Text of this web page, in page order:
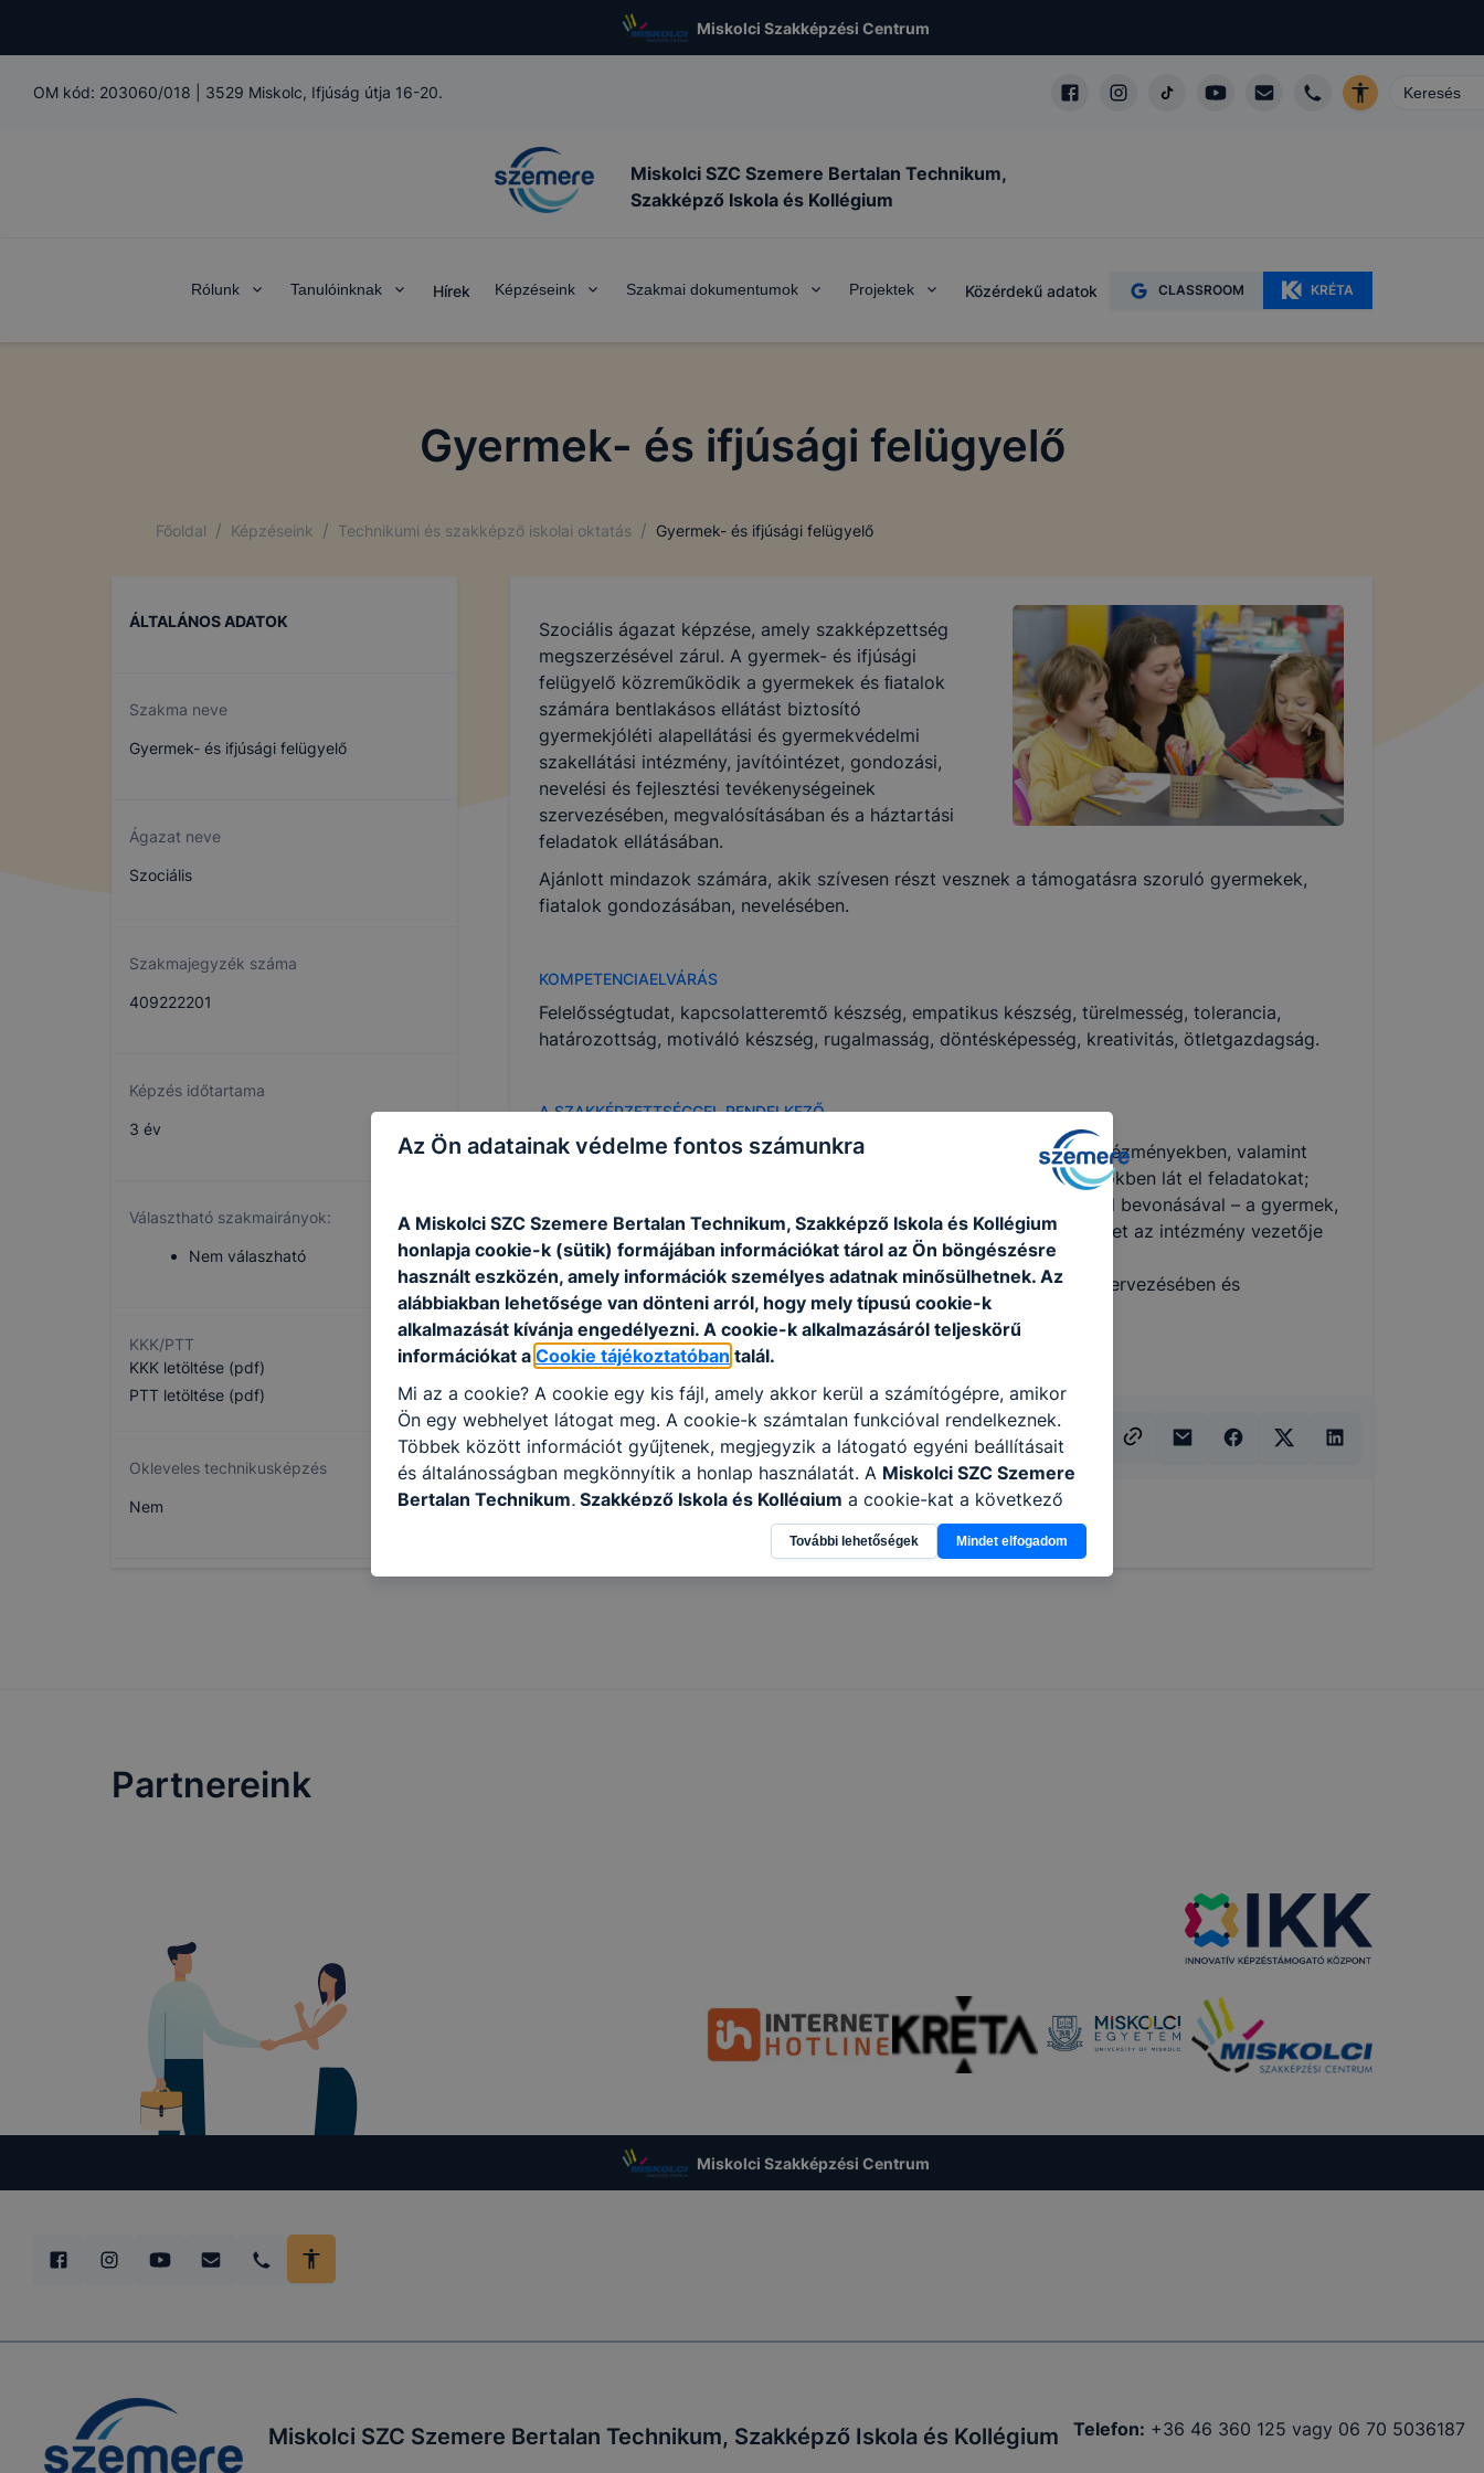
Miskolci Szakképzési Centrum
OM kód: 203060/018 3529 Miskolc, Ifjúság útja 16-20.
Miskolci SZC Szemere Bertalan Technikum,
Szakképző Iskola és Kollégium
Rólunk Tanulóinknak Hírek Képzéseink Szakmai dokumentumok Projektek Közérdekű adatok CLASSROOM KRÉTA
Gyermek- és ifjúsági felügyelő
Főoldal / Képzéseink / Technikumi és szakképző iskolai oktatás / Gyermek- és ifjúsági felügyelő
ÁLTALÁNOS ADATOK
Szakma neve
Gyermek- és ifjúsági felügyelő
Ágazat neve
Szociális
Szakmajegyzék száma
409222201
Képzés időtartama
3 év
Választható szakmairányok:
Nem válaszható
KKK/PTT
KKK letöltése (pdf)
PTT letöltése (pdf)
Okleveles technikusképzés
Nem
Szociális ágazat képzése, amely szakképzettség
megszerzésével zárul. A gyermek- és ifjúsági
felügyelő közreműködik a gyermekek és ﬁatalok
számára bentlakásos ellátást biztosító
gyermekjóléti alapellátási és gyermekvédelmi
szakellátási intézmény, javítóintézet, gondozási,
nevelési és fejlesztési tevékenységeinek
szervezésében, megvalósításában és a háztartási
feladatok ellátásában.
Ajánlott mindazok számára, akik szívesen részt vesznek a támogatásra szoruló gyermekek,
fiatalok gondozásában, nevelésében.
KOMPETENCIAELVÁRÁS
Felelősségtudat, kapcsolatteremtő készség, empatikus készség, türelmesség, tolerancia,
határozottság, motiváló készség, rugalmasság, döntésképesség, kreativitás, ötletgazdagság.
A SZAKKÉPZETTSÉGGEL RENDELKEZŐ
gyermekjóléti alapellátási és gyermekvédelmi szakellátási intézményekben, valamint
javítóintézetekben gondozó és gyermekfelügyelő munkakörökben lát el feladatokat;
megszervezi és elvégzi – feladattól függően a gyermek, ﬁatal bevonásával – a gyermek,
ﬁatal életkorának, állapotának megfelelő napi tevékenységeket az intézmény vezetője
és a nevelő irányítása mellett;
részt vesz a gyermek, fiatal szabadidős tevékenységének szervezésében és
lebonyolításában;
infokommunikációs eszközöket és a számítógépet használ.
Megosztás
Partnereink
Miskolci Szakképzési Centrum
Miskolci SZC Szemere Bertalan Technikum, Szakképző Iskola és Kollégium Telefon: +36 46 360 125 vagy 06 70 5036187
Az Ön adatainak védelme fontos számunkra
A Miskolci SZC Szemere Bertalan Technikum, Szakképző Iskola és Kollégium
honlapja cookie-k (sütik) formájában információkat tárol az Ön böngészésre
használt eszközén, amely információk személyes adatnak minősülhetnek. Az
alábbiakban lehetősége van dönteni arról, hogy mely típusú cookie-k
alkalmazását kívánja engedélyezni. A cookie-k alkalmazásáról teljeskörű
információkat a Cookie tájékoztatóban talál.
Mi az a cookie? A cookie egy kis fájl, amely akkor kerül a számítógépre, amikor
Ön egy webhelyet látogat meg. A cookie-k számtalan funkcióval rendelkeznek.
Többek között információt gyűjtenek, megjegyzik a látogató egyéni beállításait
és általánosságban megkönnyítik a honlap használatát. A Miskolci SZC Szemere
Bertalan Technikum, Szakképző Iskola és Kollégium a cookie-kat a következő
célokból használja: információ gyűjtése azzal kapcsolatban, hogyan használja Ön
a honlapot -annak felmérésével, hogy a honlap melyik részeit látogatja, vagy
használja leginkább, így megtudhatjuk, hogyan biztosítsunk Önnek még jobb
További lehetőségek Mindet elfogadom